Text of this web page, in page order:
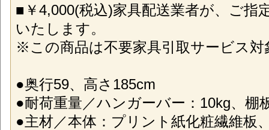
■￥4,000(税込)家具配送業者が、ご指
いたします。
※この商品は不要家具引取サービス対
●奥行59、高さ185cm
●耐荷重量／ハンガーバー：10kg、棚
●主材／本体：プリント紙化粧繊維板